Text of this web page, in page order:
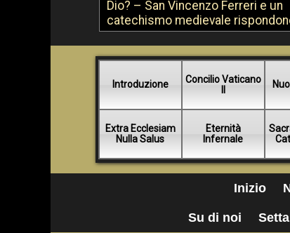
Dio? – San Vincenzo Ferreri e un
catechismo medievale
Introduzione
Concilio Vaticano
Extra Ecclesiam
Nulla Salus
Eternità
Infernale
Inizio
Su di noi